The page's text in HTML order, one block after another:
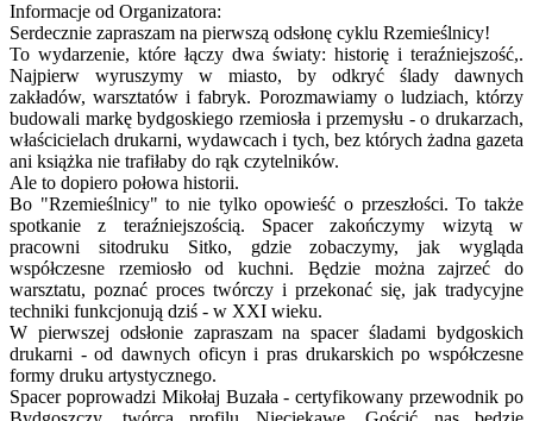
Informacje od Organizatora:
Serdecznie zapraszam na pierwszą odsłonę cyklu Rzemieślnicy!
To wydarzenie, które łączy dwa światy: historię i teraźniejszość,.
Najpierw wyruszymy w miasto, by odkryć ślady dawnych
zakładów, warsztatów i fabryk. Porozmawiamy o ludziach, którzy
budowali markę bydgoskiego rzemiosła i przemysłu - o drukarzach,
właścicielach drukarni, wydawcach i tych, bez których żadna gazeta
ani książka nie trafiłaby do rąk czytelników.
Ale to dopiero połowa historii.
Bo "Rzemieślnicy" to nie tylko opowieść o przeszłości. To także
spotkanie z teraźniejszością. Spacer zakończymy wizytą w
pracowni sitodruku Sitko, gdzie zobaczymy, jak wygląda
współczesne rzemiosło od kuchni. Będzie można zajrzeć do
warsztatu, poznać proces twórczy i przekonać się, jak tradycyjne
techniki funkcjonują dziś - w XXI wieku.
W pierwszej odsłonie zapraszam na spacer śladami bydgoskich
drukarni - od dawnych oficyn i pras drukarskich po współczesne
formy druku artystycznego.
Spacer poprowadzi Mikołaj Buzała - certyfikowany przewodnik po